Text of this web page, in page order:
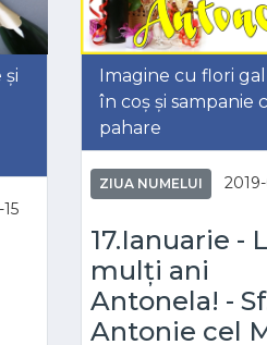
și
Imagine cu flori
în coș și sampanie
pahare
ZIUA NUMELUI
17.Ianuarie -
mulți ani
Antonela! -
Antonie cel